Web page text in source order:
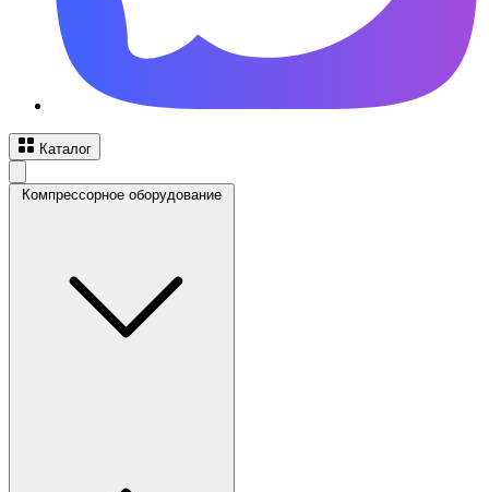
Каталог
Компрессорное оборудование